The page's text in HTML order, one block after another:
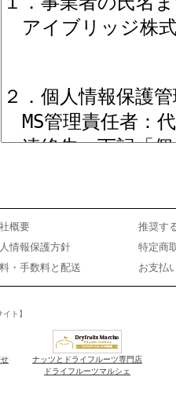
概要
推奨す
情報保護方針
特定商
・手数料と配送 お支払
ト】
ナッツとドライフルーツ専門店
ドライフルーツマルシェ